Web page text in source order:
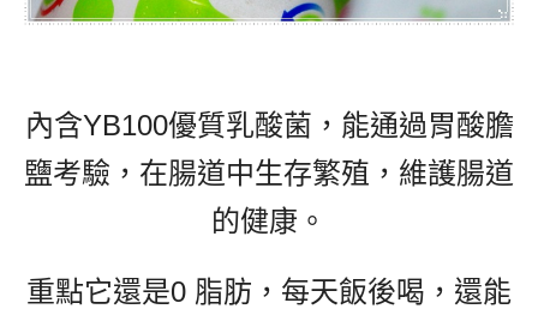
內含YB100優質乳酸菌，能通過胃酸膽
鹽考驗，在腸道中生存繁殖，維護腸道
的健康。
重點它還是0 脂肪，每天飯後喝，還能